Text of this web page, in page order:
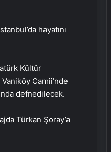
hayatını
Kültür
Camii’nde
defnedilecek.
Türkan Şoray’a